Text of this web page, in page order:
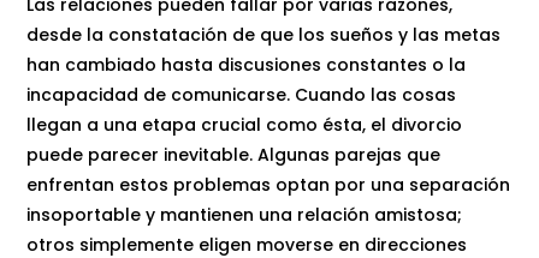
desde la constatación de que los sueños y las metas
han cambiado hasta discusiones constantes o la
incapacidad de comunicarse. Cuando las cosas
llegan a una etapa crucial como ésta, el divorcio
puede parecer inevitable. Algunas parejas que
enfrentan estos problemas optan por una separación
insoportable y mantienen una relación amistosa;
otros simplemente eligen moverse en direcciones